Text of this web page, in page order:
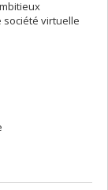
société virtuelle